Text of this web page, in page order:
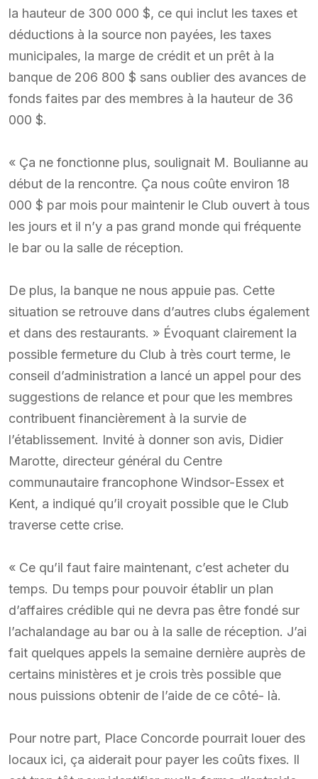
la hauteur de 300 000 $, ce qui inclut les taxes et
déductions à la source non payées, les taxes
municipales, la marge de crédit et un prêt à la
banque de 206 800 $ sans oublier des avances de
fonds faites par des membres à la hauteur de 36
000 $.
« Ça ne fonctionne plus, soulignait M. Boulianne au
début de la rencontre. Ça nous coûte environ 18
000 $ par mois pour maintenir le Club ouvert à tous
les jours et il n’y a pas grand monde qui fréquente
le bar ou la salle de réception.
De plus, la banque ne nous appuie pas. Cette
situation se retrouve dans d’autres clubs également
et dans des restaurants. » Évoquant clairement la
possible fermeture du Club à très court terme, le
conseil d’administration a lancé un appel pour des
suggestions de relance et pour que les membres
contribuent financièrement à la survie de
l’établissement. Invité à donner son avis, Didier
Marotte, directeur général du Centre
communautaire francophone Windsor-Essex et
Kent, a indiqué qu’il croyait possible que le Club
traverse cette crise.
« Ce qu’il faut faire maintenant, c’est acheter du
temps. Du temps pour pouvoir établir un plan
d’affaires crédible qui ne devra pas être fondé sur
l’achalandage au bar ou à la salle de réception. J’ai
fait quelques appels la semaine dernière auprès de
certains ministères et je crois très possible que
nous puissions obtenir de l’aide de ce côté- là.
Pour notre part, Place Concorde pourrait louer des
locaux ici, ça aiderait pour payer les coûts fixes. Il